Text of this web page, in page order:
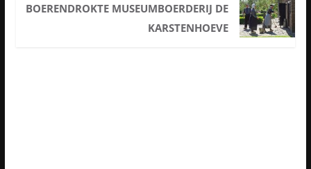
BOERENDROKTE MUSEUMBOERDERIJ DE
KARSTENHOEVE